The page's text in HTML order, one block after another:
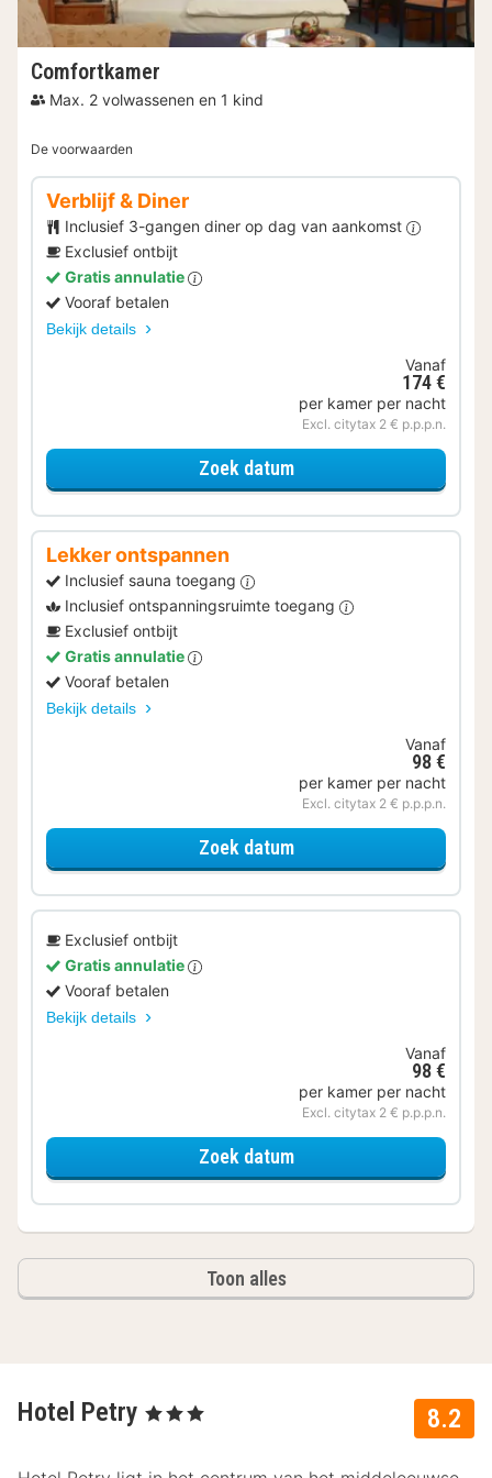
Comfortkamer
Max. 2 volwassenen en 1 kind
De voorwaarden
Verblijf & Diner
Inclusief 3-gangen diner op dag van aankomst
Exclusief ontbijt
Gratis annulatie
Vooraf betalen
Bekijk details
Vanaf
174 €
per kamer per nacht
Excl. citytax 2 € p.p.p.n.
Zoek datumvoor Verblijf & Diner
Lekker ontspannen
Inclusief sauna toegang
Inclusief ontspanningsruimte toegang
Exclusief ontbijt
Gratis annulatie
Vooraf betalen
Bekijk details
Vanaf
98 €
per kamer per nacht
Excl. citytax 2 € p.p.p.n.
Zoek datumvoor Lekker ontspannen
Exclusief ontbijt
Gratis annulatie
Vooraf betalen
Bekijk details
Vanaf
98 €
per kamer per nacht
Excl. citytax 2 € p.p.p.n.
Zoek datumvoor Comfortkamer
Toon alles
8.2
Hotel Petry , 3 Sterren